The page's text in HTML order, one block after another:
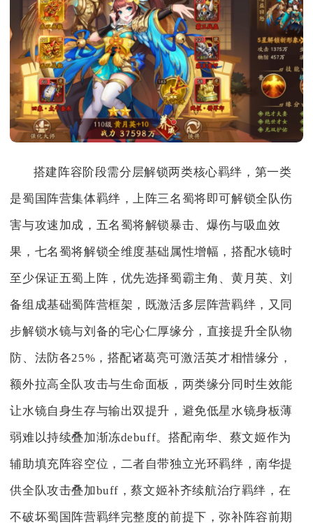
搭建阵容阶段需分层解锁两类核心羁绊，第一类
是蜀国阵营集体羁绊，上阵三名蜀将即可解锁全队伤
害与攻速加成，五名蜀将解锁暴击、爆伤与吸血效
果，七名蜀将解锁全维度基础属性增幅，搭配水镜时
至少保证五蜀上阵，优先选择蜀霸主角、黄月英、刘
备组成基础蜀阵营框架，既激活多层阵营羁绊，又同
步解锁水镜与刘备的宅心仁厚缘分，直接提升全队物
防、法防各25%，搭配诸葛亮可激活英才相惜缘分，
额外拉高全队攻击与生命面板，两类缘分同时生效能
让水镜自身生存与输出双提升，避免低星水镜身板薄
弱难以持续叠加渐冻debuff。搭配南华、蔡文姬作为
辅助填充阵容空位，二者自带独立光环羁绊，南华提
供全队攻击叠加buff，蔡文姬补齐续航治疗羁绊，在
不破坏蜀国阵营羁绊完整度的前提下，弥补阵容前期